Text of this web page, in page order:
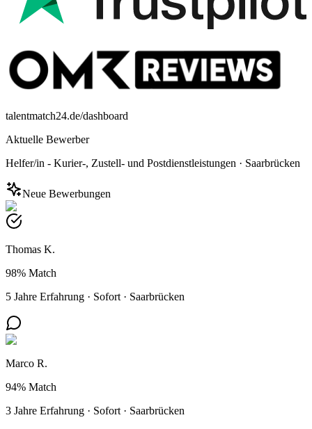
talentmatch24.de/dashboard
Aktuelle Bewerber
Helfer/in - Kurier-, Zustell- und Postdienstleistungen · Saarbrücken
Neue Bewerbungen
Thomas K.
98% Match
5 Jahre Erfahrung · Sofort · Saarbrücken
Marco R.
94% Match
3 Jahre Erfahrung · Sofort · Saarbrücken